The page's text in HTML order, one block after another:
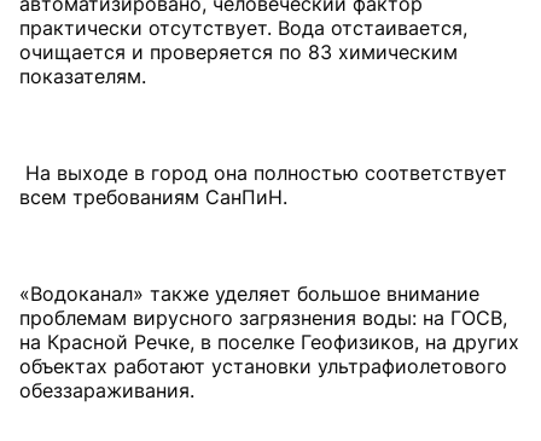
практически отсутствует. Вода отстаивается,
очищается и проверяется по 83 химическим
показателям.
На выходе в город она полностью соответствует
всем требованиям СанПиН.
«Водоканал» также уделяет большое внимание
проблемам вирусного загрязнения воды: на ГОСВ,
на Красной Речке, в поселке Геофизиков, на других
объектах работают установки ультрафиолетового
обеззараживания.